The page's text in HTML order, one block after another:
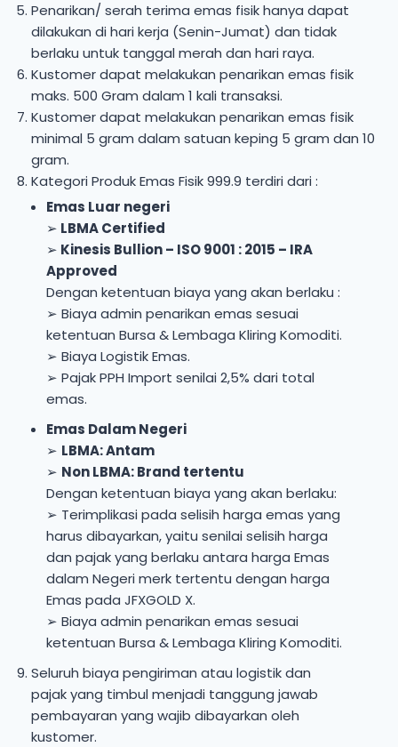
Penarikan/ serah terima emas fisik hanya dapat
dilakukan di hari kerja (Senin-Jumat) dan tidak
berlaku untuk tanggal merah dan hari raya.
Kustomer dapat melakukan penarikan emas fisik
maks. 500 Gram dalam 1 kali transaksi.
Kustomer dapat melakukan penarikan emas fisik
minimal 5 gram dalam satuan keping 5 gram dan 10
gram.
Kategori Produk Emas Fisik 999.9 terdiri dari :
Emas Luar negeri
➢ LBMA Certified
➢ Kinesis Bullion – ISO 9001 : 2015 – IRA
Approved
Dengan ketentuan biaya yang akan berlaku :
➢ Biaya admin penarikan emas sesuai
ketentuan Bursa & Lembaga Kliring Komoditi.
➢ Biaya Logistik Emas.
➢ Pajak PPH Import senilai 2,5% dari total
emas.
Emas Dalam Negeri
➢ LBMA: Antam
➢ Non LBMA: Brand tertentu
Dengan ketentuan biaya yang akan berlaku:
➢ Terimplikasi pada selisih harga emas yang
harus dibayarkan, yaitu senilai selisih harga
dan pajak yang berlaku antara harga Emas
dalam Negeri merk tertentu dengan harga
Emas pada JFXGOLD X.
➢ Biaya admin penarikan emas sesuai
ketentuan Bursa & Lembaga Kliring Komoditi.
Seluruh biaya pengiriman atau logistik dan
pajak yang timbul menjadi tanggung jawab
pembayaran yang wajib dibayarkan oleh
kustomer.